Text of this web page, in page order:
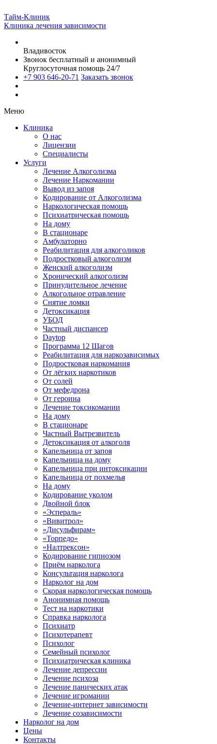
Тайм-Клиник
Клиника лечения зависимости
Владивосток
Звонок бесплатный и анонимный
Круглосуточная помощь 24/7
+7 903 646-20-71 Заказать звонок
Меню
Клиника
О нас
Лицензии
Специалисты
Услуги
Лечение Алкоголизма
Лечение Наркомании
Вывод из запоя
Кодирование от Алкоголизма
Наркологическая помощь
Психиатрическая помощь
На дому
В стационаре
Амбулаторно
Реабилитация для алкоголиков
Подростковый алкоголизм
Женский алкоголизм
Хронический алкоголизм
Принудительное лечение
Алкогольное отравление
Снятие ломки
Детоксикация
УБОД
Частный диспансер
Daytop
Программа 12 Шагов
Реабилитация для наркозависимых
Подростковая наркомания
От лёгких наркотиков
От солей
От мефедрона
От героина
Лечение токсикомании
На дому
В стационаре
Частный Вытрезвитель
Детоксикация от алкоголя
Капельница от запоя
Капельница на дому
Капельница при интоксикации
Капельница от похмелья
На дому
Кодирование уколом
Двойной блок
«Эспераль»
«Вивитрол»
«Дисульфирам»
«Торпедо»
«Налтрексон»
Кодирование гипнозом
Приём нарколога
Консультация нарколога
Нарколог на дом
Скорая наркологическая помощь
Анонимная помощь
Тест на наркотики
Справка нарколога
Психиатр
Психотерапевт
Психолог
Семейный психолог
Психиатрическая клиника
Лечение депрессии
Лечение психоза
Лечение панических атак
Лечение игромании
Лечение-интернет зависимости
Лечение созависимости
Нарколог на дом
Цены
Контакты